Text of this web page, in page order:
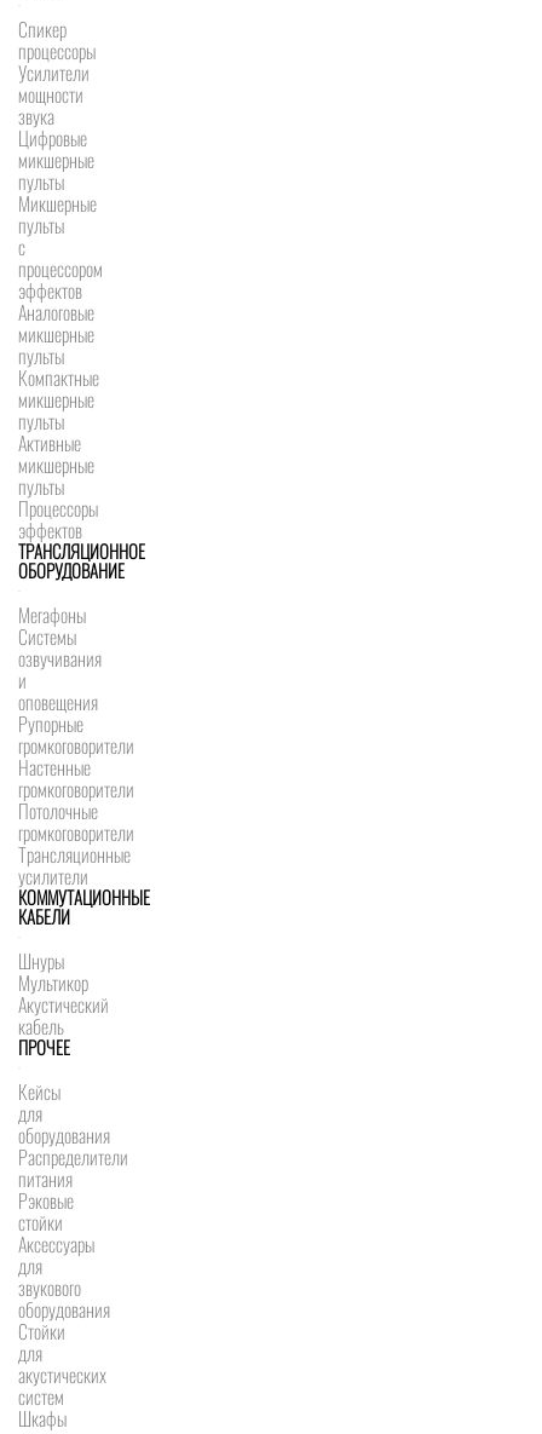
Спикер
процессоры
Усилители
мощности
звука
Цифровые
микшерные
пульты
Микшерные
пульты
с
процессором
эффектов
Аналоговые
микшерные
пульты
Компактные
микшерные
пульты
Активные
микшерные
пульты
Процессоры
эффектов
ТРАНСЛЯЦИОННОЕ
ОБОРУДОВАНИЕ
Мегафоны
Системы
озвучивания
и
оповещения
Рупорные
громкоговорители
Настенные
громкоговорители
Потолочные
громкоговорители
Трансляционные
усилители
КОММУТАЦИОННЫЕ
КАБЕЛИ
Шнуры
Мультикор
Акустический
кабель
ПРОЧЕЕ
Кейсы
для
оборудования
Распределители
питания
Рэковые
стойки
Аксессуары
для
звукового
оборудования
Стойки
для
акустических
систем
Шкафы